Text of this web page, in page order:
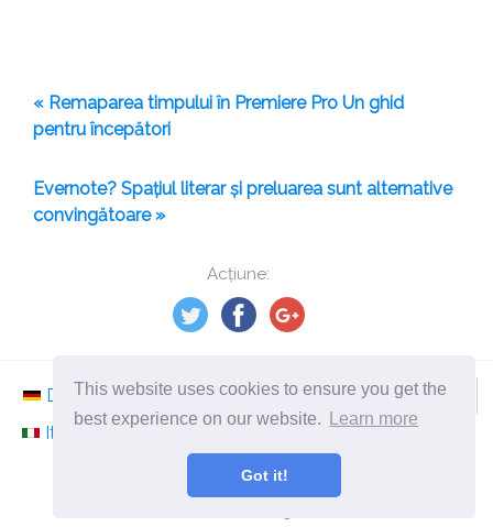
This website uses cookies to ensure you get the
best experience on our website.
Learn more
Got it!
Acțiune:
« Remaparea timpului în Premiere Pro Un ghid
pentru începători
Evernote? Spațiul literar și preluarea sunt alternative
convingătoare »
Deutsch Nederlands Svenska
Norsk
Italiano
Español Românesc
ro.ephesossoftware.com